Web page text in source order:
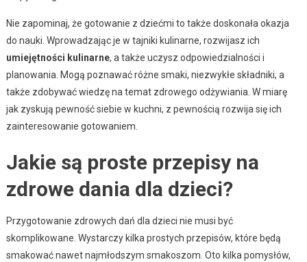
Nie zapominaj, że gotowanie z dziećmi to także doskonała okazja
do nauki. Wprowadzając je w tajniki kulinarne, rozwijasz ich
umiejętności kulinarne, a także uczysz odpowiedzialności i
planowania. Mogą poznawać różne smaki, niezwykłe składniki, a
także zdobywać wiedzę na temat zdrowego odżywiania. W miarę
jak zyskują pewność siebie w kuchni, z pewnością rozwija się ich
zainteresowanie gotowaniem.
Jakie są proste przepisy na
zdrowe dania dla dzieci?
Przygotowanie zdrowych dań dla dzieci nie musi być
skomplikowane. Wystarczy kilka prostych przepisów, które będą
smakować nawet najmłodszym smakoszom. Oto kilka pomysłów,